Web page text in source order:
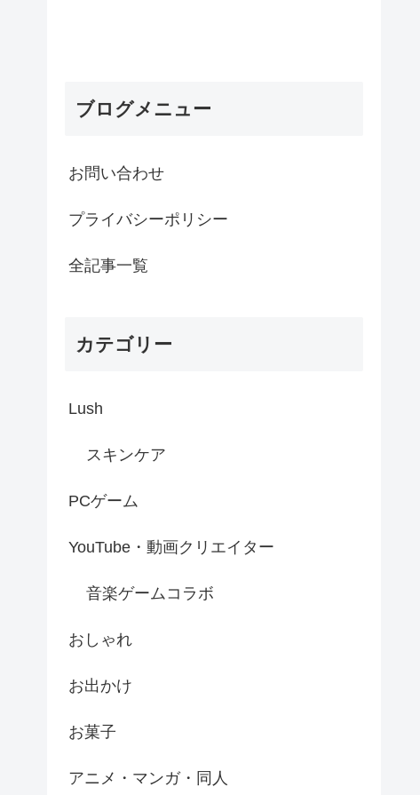
ブログメニュー
お問い合わせ
プライバシーポリシー
全記事一覧
カテゴリー
Lush
スキンケア
PCゲーム
YouTube・動画クリエイター
音楽ゲームコラボ
おしゃれ
お出かけ
お菓子
アニメ・マンガ・同人